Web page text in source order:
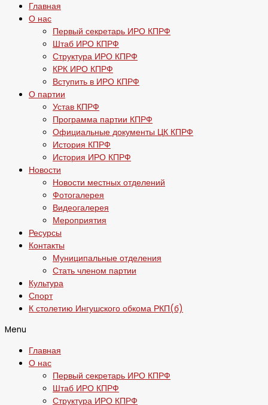
Главная
О нас
Первый секретарь ИРО КПРФ
Штаб ИРО КПРФ
Структура ИРО КПРФ
КРК ИРО КПРФ
Вступить в ИРО КПРФ
О партии
Устав КПРФ
Программа партии КПРФ
Официальные документы ЦК КПРФ
История КПРФ
История ИРО КПРФ
Новости
Новости местных отделений
Фотогалерея
Видеогалерея
Мероприятия
Ресурсы
Контакты
Муниципальные отделения
Стать членом партии
Культура
Спорт
К столетию Ингушского обкома РКП(б)
Menu
Главная
О нас
Первый секретарь ИРО КПРФ
Штаб ИРО КПРФ
Структура ИРО КПРФ